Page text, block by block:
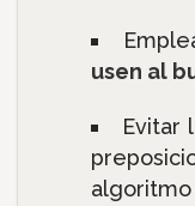
usen al
Evitar